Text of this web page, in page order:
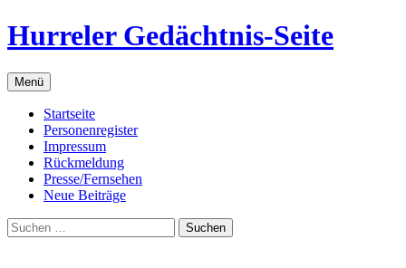
Zum
Inhalt
Hurreler Gedächtnis-Seite
Menü
Startseite
Personenregister
Impressum
Rückmeldung
Presse/Fernsehen
Neue Beiträge
Suchen
nach: